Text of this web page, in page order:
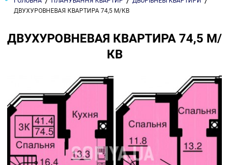
ДВУХУРОВНЕВАЯ КВАРТИРА 74,5 М/КВ
ДВУХУРОВНЕВАЯ КВАРТИРА 74,5 М/
КВ